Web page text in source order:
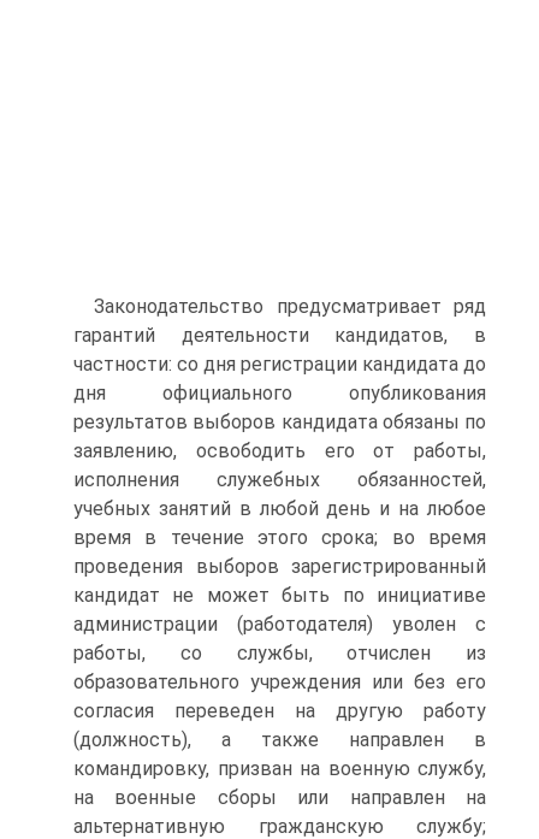
Законодательство предусматривает ряд
гарантий деятельности кандидатов, в
частности: со дня регистрации кандидата до
дня официального опубликования
результатов выборов кандидата обязаны по
заявлению, освободить его от работы,
исполнения служебных обязанностей,
учебных занятий в любой день и на любое
время в течение этого срока; во время
проведения выборов зарегистрированный
кандидат не может быть по инициативе
администрации (работодателя) уволен с
работы, со службы, отчислен из
образовательного учреждения или без его
согласия переведен на другую работу
(должность), а также направлен в
командировку, призван на военную службу,
на военные сборы или направлен на
альтернативную гражданскую службу;